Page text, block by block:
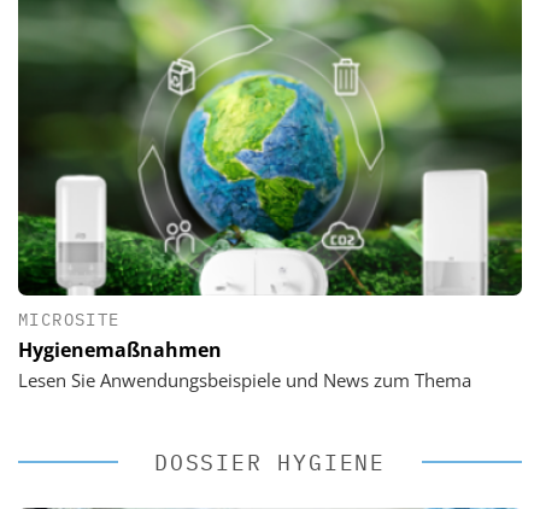
MICROSITE
Hygienemaßnahmen
Lesen Sie Anwendungsbeispiele und News zum Thema
DOSSIER HYGIENE